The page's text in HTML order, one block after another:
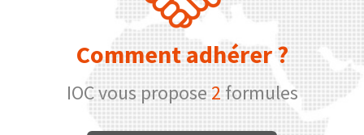
Comment adhérer ?
IOC vous propose 2 formules